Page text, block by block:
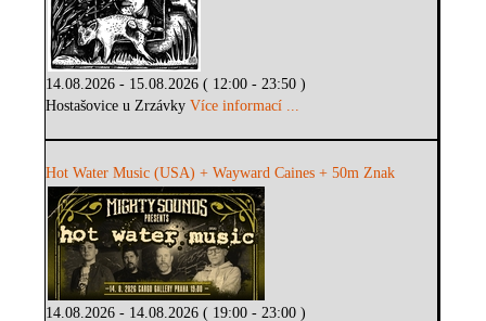
14.08.2026 - 15.08.2026 ( 12:00 - 23:50 )
Hostašovice u ZrzávkyVíce informací ...
Hot Water Music (USA) + Wayward Caines + 50m Znak
14.08.2026 - 14.08.2026 ( 19:00 - 23:00 )